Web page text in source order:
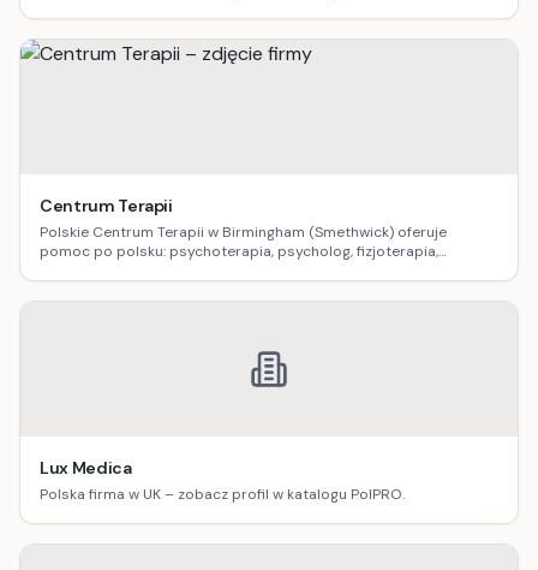
Centrum Terapii
Polskie Centrum Terapii w Birmingham (Smethwick) oferuje
pomoc po polsku: psychoterapia, psycholog, fizjoterapia,
Lux Medica
Polska firma w UK – zobacz profil w katalogu PolPRO.